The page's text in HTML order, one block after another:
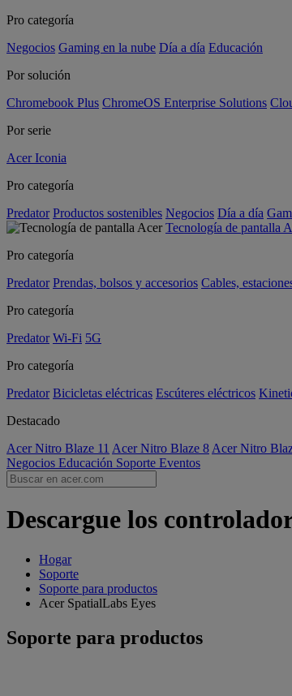
Pro categoría
Negocios Gaming en la nube Día a día Educación
Por solución
Chromebook Plus ChromeOS Enterprise Solutions
Por serie
Acer Iconia
Pro categoría
Predator Productos sostenibles Negocios Día a día
Tecnología de pantalla
Pro categoría
Predator Prendas, bolsos y accesorios Cables,
Pro categoría
Predator Wi-Fi 5G
Pro categoría
Predator Bicicletas eléctricas Escúteres eléctricos
Destacado
Acer Nitro Blaze 11 Acer Nitro Blaze 8 Acer Nitro
Negocios Educación Soporte Eventos
Descargue los
Hogar
Soporte
Soporte para productos
Acer SpatialLabs Eyes
Soporte para productos